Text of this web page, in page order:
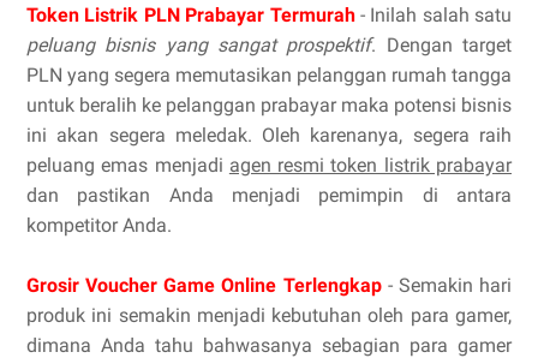
Token Listrik PLN Prabayar Termurah- Inilah salah satu
peluang bisnis yang sangat prospektif. Dengan target
PLN yang segera memutasikan pelanggan rumah tangga
untuk beralih ke pelanggan prabayar maka potensi bisnis
ini akan segera meledak. Oleh karenanya, segera raih
peluang emas menjadi agen resmi token listrik prabayar
dan pastikan Anda menjadi pemimpin di antara
kompetitor Anda.
Grosir Voucher Game Online Terlengkap- Semakin hari
produk ini semakin menjadi kebutuhan oleh para gamer,
dimana Anda tahu bahwasanya sebagian para gamer